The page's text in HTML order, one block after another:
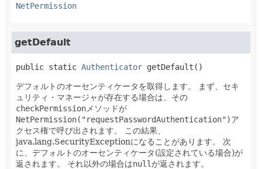
NetPermission
getDefault
public static Authenticator getDefault ()
デフォルトのオーセンティケータを取得します。
まず、セキ
ュリティ・マネージャが存在する場合は、その
checkPermission メソッドが
NetPermission("requestPasswordAuthentication")ア
クセス権で呼び出されます。
この結果、
java.lang.SecurityExceptionになることがあります。
次
に、デフォルトのオーセンティケータ(設定されている場合)が
返されます。
それ以外の場合はnullが返されます。